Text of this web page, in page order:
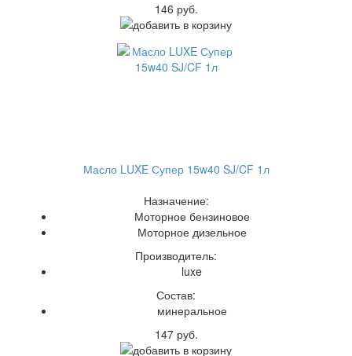
146 руб.
Масло LUXE Супер 15w40 SJ/CF 1л
Назначение:
Моторное бензиновое
Моторное дизельное
Производитель:
luxe
Состав:
минеральное
147 руб.